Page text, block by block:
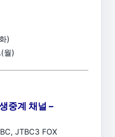
)
월)
중계 채널 –
JTBC3 FOX